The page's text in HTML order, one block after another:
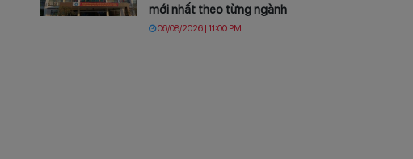
mới nhất theo từng ngành
06/08/2026 | 11:00 PM